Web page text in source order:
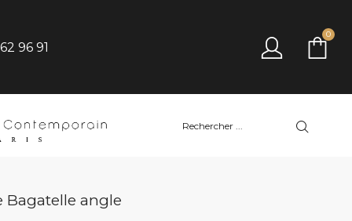
96 91
0
Bagatelle angle